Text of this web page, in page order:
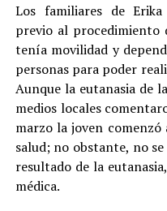
Los familiares de
previo al procedimiento
tenía movilidad y
personas para poder
Aunque la eutanasia de
medios locales
marzo la joven
salud; no obstante, no
resultado de la
médica.